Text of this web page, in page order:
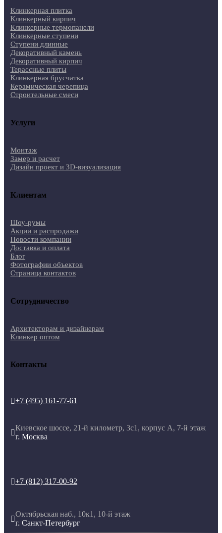
Клинкерная плитка
Клинкерный кирпич
Клинкерные термопанели
Клинкерные ступени
Ступени длинные
Декоративный камень
Декоративный кирпич
Терассные плиты
Клинкерная брусчатка
Керамическая черепица
Строительные смеси
Услуги
Монтаж
Замер и расчет
Дизайн проект и 3D-визуализация
Клиентам
Шоу-румы
Акции и распродажи
Новости компании
Доставка и оплата
Блог
Фотографии объектов
Страница контактов
Сотрудничество
Архитекторам и дизайнерам
Клинкер оптом
Контакты
+7 (495) 161-77-61

Киевское шоссе, 21-й километр, 3с1, корпус А, 7-й этаж
г. Москва
+7 (812) 317-00-92

Октябрьская наб., 10к1, 10-й этаж
г. Санкт-Петербург